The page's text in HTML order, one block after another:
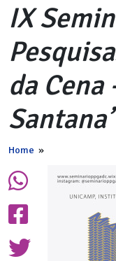
IX
da
Home »